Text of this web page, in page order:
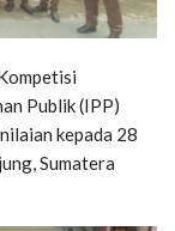
Publik (IPP)
kepada 28
Sumatera